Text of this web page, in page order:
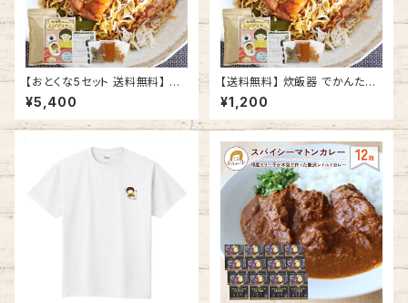
【おとくな5セット 送料無料】 炊
飯器 でかんたん！ えび ビリヤニ
キット 4人分 バスマティライス
付き 5 セット
¥5,400
【送料無料】 炊飯器 でかんたん！
えび ビリヤニ キット 4人分 バス
マティライス 付き セット
¥1,200